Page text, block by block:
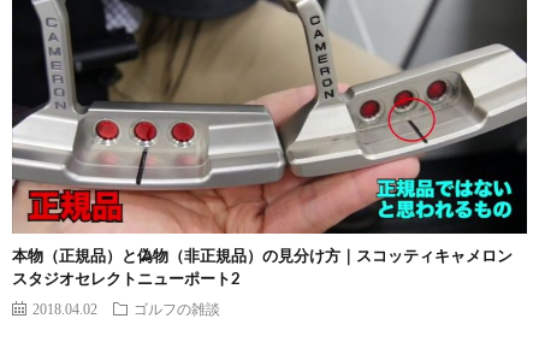
本物（正規品）と偽物（非正規品）の見分け方｜スコッティキャメロン
スタジオセレクトニューポート2
2018.04.02 ゴルフの雑談